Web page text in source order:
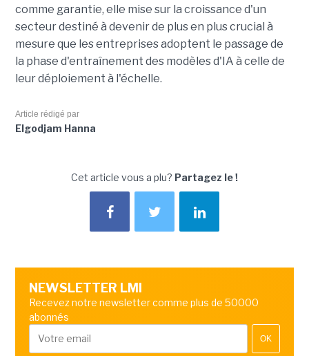
comme garantie, elle mise sur la croissance d'un
secteur destiné à devenir de plus en plus crucial à
mesure que les entreprises adoptent le passage de
la phase d'entraînement des modèles d'IA à celle de
leur déploiement à l'échelle.
Article rédigé par
Elgodjam Hanna
Cet article vous a plu? Partagez le !
NEWSLETTER LMI
Recevez notre newsletter comme plus de 50000
abonnés
OK